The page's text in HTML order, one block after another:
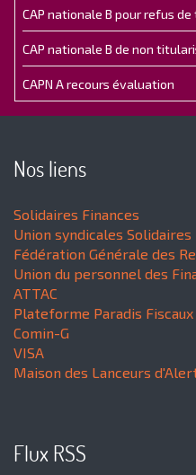
CAP nationale B pour refus
CAP nationale B de non
CAPN A recours évaluation
Nos liens
Solidaires Finances
Union syndicales Solidaires
Fédération Générale des
Union du personnel des
ATTAC
Plateforme Paradis
Comin-G
VISA
Maison des Lanceurs
Flux RSS